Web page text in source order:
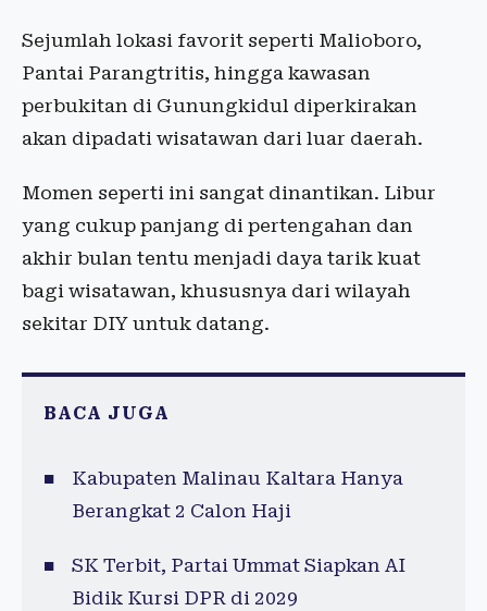
Sejumlah lokasi favorit seperti Malioboro,
Pantai Parangtritis, hingga kawasan
perbukitan di Gunungkidul diperkirakan
akan dipadati wisatawan dari luar daerah.
Momen seperti ini sangat dinantikan. Libur
yang cukup panjang di pertengahan dan
akhir bulan tentu menjadi daya tarik kuat
bagi wisatawan, khususnya dari wilayah
sekitar DIY untuk datang.
BACA JUGA
Kabupaten Malinau Kaltara Hanya
Berangkat 2 Calon Haji
SK Terbit, Partai Ummat Siapkan AI
Bidik Kursi DPR di 2029